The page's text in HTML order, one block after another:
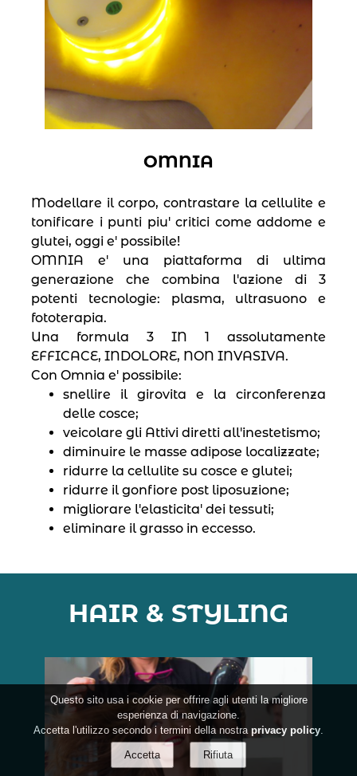
OMNIA
Modellare il corpo, contrastare la cellulite e
tonificare i punti piu′ critici come addome e
glutei, oggi e′ possibile!
OMNIA e′ una piattaforma di ultima
generazione che combina l′azione di 3
potenti tecnologie: plasma, ultrasuono e
fototerapia.
Una formula 3 IN 1 assolutamente
EFFICACE, INDOLORE, NON INVASIVA.
Con Omnia e′ possibile:
snellire il girovita e la circonferenza
delle cosce;
veicolare gli Attivi diretti all′inestetismo;
diminuire le masse adipose localizzate;
ridurre la cellulite su cosce e glutei;
ridurre il gonfiore post liposuzione;
migliorare l′elasticita′ dei tessuti;
eliminare il grasso in eccesso.
HAIR & STYLING
Questo sito usa i cookie per offrire agli utenti la migliore
esperienza di navigazione.
Accetta l'utilizzo secondo i termini della nostra privacy policy.